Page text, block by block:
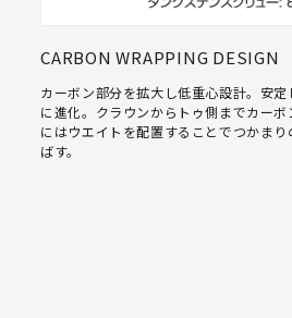
CARBON WRAPPING DESIGN
カーボン部分を拡大し低重心設計。安定
に進化。クラウンからトゥ側までカーボ
にはウエイトを配置することでつかま
ばす。